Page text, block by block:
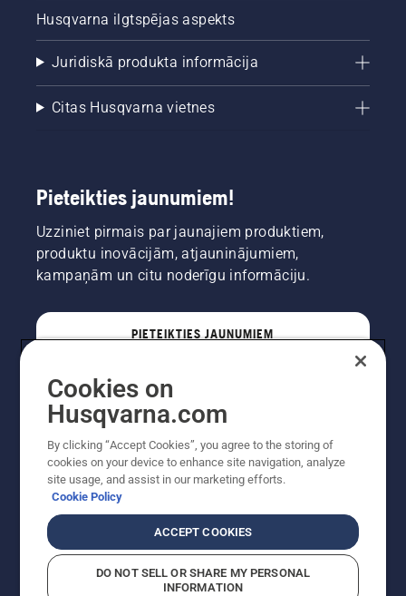
Husqvarna ilgtspējas aspekts
Juridiskā produkta informācija
Citas Husqvarna vietnes
Pieteikties jaunumiem!
Uzziniet pirmais par jaunajiem produktiem,
produktu inovācijām, atjauninājumiem,
kampaņām un citu noderīgu informāciju.
PIETEIKTIES JAUNUMIEM
PROFESIONĀLIS
Cookies on
Husqvarna.com
By clicking “Accept Cookies”, you agree to the storing of
cookies on your device to enhance site navigation, analyze
site usage, and assist in our marketing efforts.
Cookie Policy
ACCEPT COOKIES
DO NOT SELL OR SHARE MY PERSONAL
INFORMATION